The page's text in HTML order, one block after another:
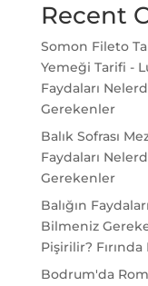
Recent
Somon Fileto
Yemeği Tarifi -
Faydaları
Gerekenler
Balık Sofrası
Faydaları
Gerekenler
Balığın
Bilmeniz
Pişirilir? Fırında
Bodrum'da